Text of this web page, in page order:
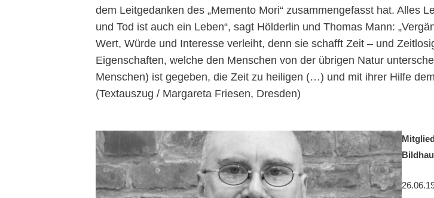
dem Leitgedanken des „Memento Mori“ zusammengefasst hat. Alles
und Tod ist auch ein Leben“, sagt Hölderlin und Thomas Mann:
Wert, Würde und Interesse verleiht, denn sie schafft Zeit – und
Eigenschaften, welche den Menschen von der übrigen Natur
Menschen) ist gegeben, die Zeit zu heiligen (…) und mit ihrer Hilfe
(Textauszug / Margareta Friesen, Dresden)